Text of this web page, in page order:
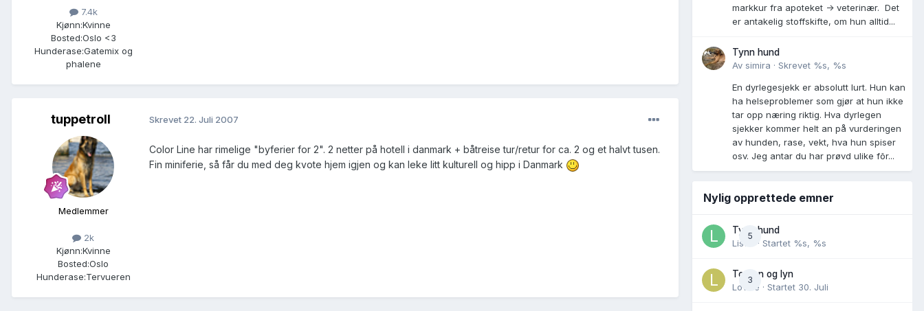
7.4k
Kjønn:Kvinne
Bosted:Oslo <3
Hunderase:Gatemix og
phalene
tuppetroll
Medlemmer
2k
Kjønn:Kvinne
Bosted:Oslo
Hunderase:Tervueren
Skrevet 22. Juli 2007
Color Line har rimelige "byferier for 2". 2 netter på hotell i danmark + båtreise tur/retur for ca. 2 og et halvt tusen.
Fin miniferie, så får du med deg kvote hjem igjen og kan leke litt kulturell og hipp i Danmark
markkur fra apoteket -> veterinær. Det
er antakelig stoffskifte, om hun alltid...
Tynn hund
Av simira · Skrevet %s, %s
En dyrlegesjekk er absolutt lurt. Hun kan
ha helseproblemer som gjør at hun ikke
tar opp næring riktig. Hva dyrlegen
sjekker kommer helt an på vurderingen
av hunden, rase, vekt, hva hun spiser
osv. Jeg antar du har prøvd ulike fõr...
Nylig opprettede emner
5
Tynn hund
Lisen
· Startet %s, %s
3
Torden og lyn
Lovise · Startet 30. Juli